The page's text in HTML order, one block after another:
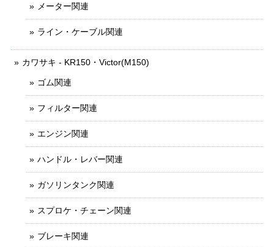
メーター関連
ライン・ケーブル関連
カワサキ - KR150・Victor(M150)
ゴム関連
フィルター関連
エンジン関連
ハンドル・レバー関連
ガソリンタンク関連
スプロケ・チェーン関連
ブレーキ関連